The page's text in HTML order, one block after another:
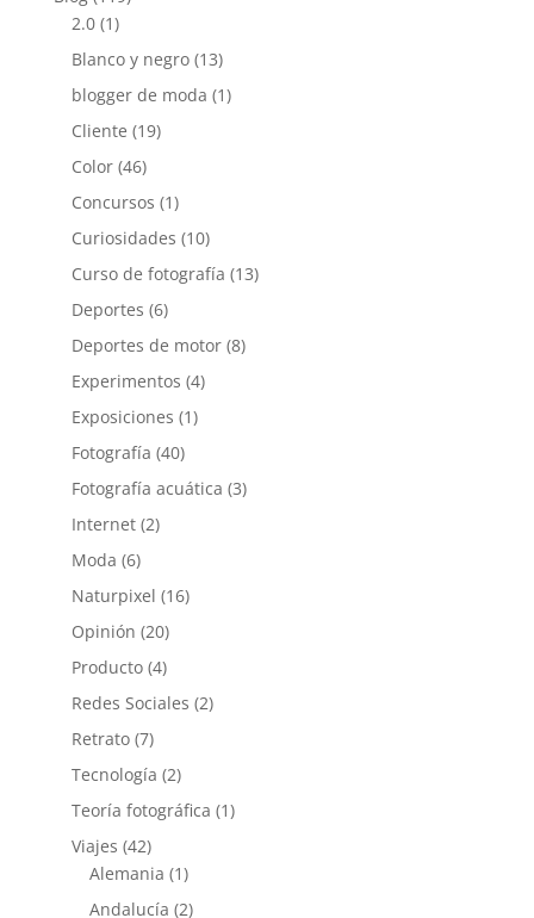
2.0(1)
Blanco y negro(13)
blogger de moda (1)
Cliente (19)
Color(46)
Concursos (1)
Curiosidades (10)
Curso de fotografía (13)
Deportes (6)
Deportes de motor(8)
Experimentos (4)
Exposiciones (1)
Fotografía (40)
Fotografía acuática (3)
Internet(2)
Moda (6)
Naturpixel (16)
Opinión (20)
Producto(4)
Redes Sociales (2)
Retrato(7)
Tecnología (2)
Teoría fotográfica (1)
Viajes (42)
Alemania (1)
Andalucía (2)